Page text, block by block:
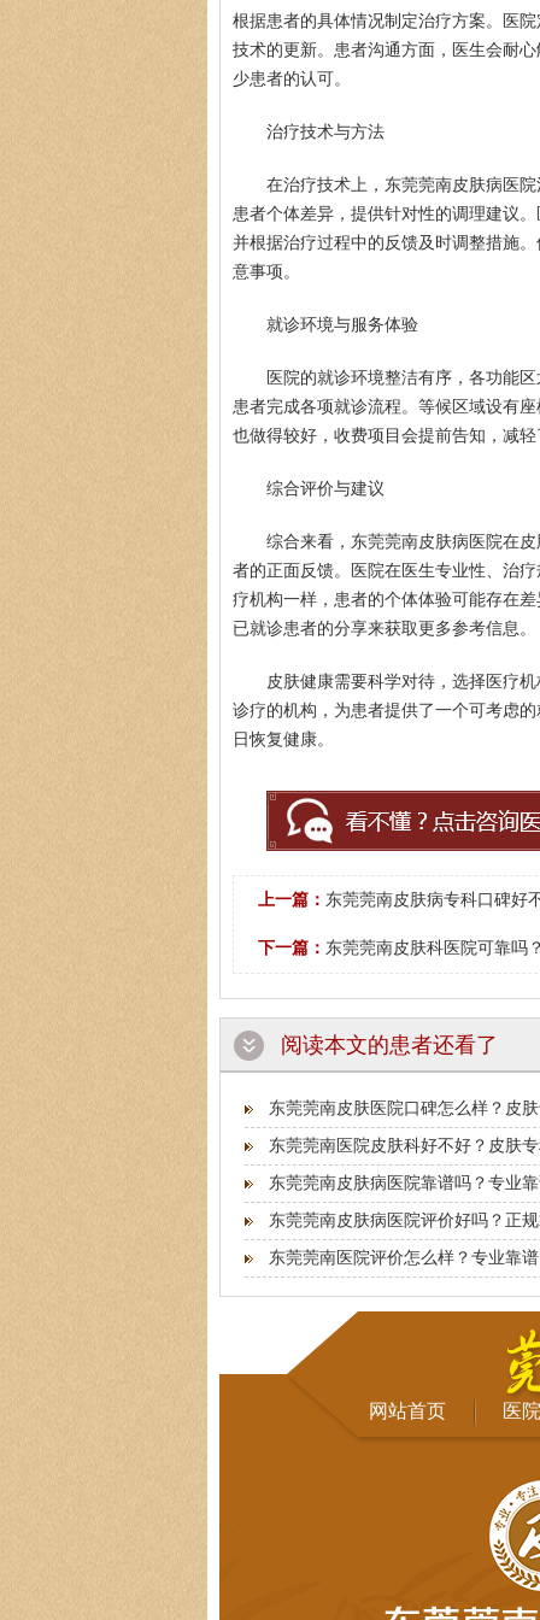
根据患者的具体情况制定治疗方案。医
技术的更新。患者沟通方面，医生会耐
少患者的认可。
治疗技术与方法
在治疗技术上，东莞莞南皮肤病医
患者个体差异，提供针对性的调理建议
并根据治疗过程中的反馈及时调整措施
意事项。
就诊环境与服务体验
医院的就诊环境整洁有序，各功能
患者完成各项就诊流程。等候区域设有
也做得较好，收费项目会提前告知，减
综合评价与建议
综合来看，东莞莞南皮肤病医院在
者的正面反馈。医院在医生专业性、治
疗机构一样，患者的个体体验可能存在
已就诊患者的分享来获取更多参考信息。
皮肤健康需要科学对待，选择医疗
诊疗的机构，为患者提供了一个可考虑
日恢复健康。
上一篇： 东莞莞南皮肤病专科口碑好
下一篇： 东莞莞南皮肤科医院可靠吗
阅读本文的患者还看了
东莞莞南皮肤医院口碑怎么样？皮
东莞莞南医院皮肤科好不好？皮肤
东莞莞南皮肤病医院靠谱吗？专业
东莞莞南皮肤病医院评价好吗？正
东莞莞南医院评价怎么样？专业靠
网站首页 医